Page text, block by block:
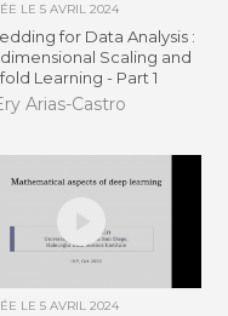
LE 5 AVRIL 2024
for Data Analysis :
Scaling and
Learning - Part 1
Arias-Castro
LE 5 AVRIL 2024